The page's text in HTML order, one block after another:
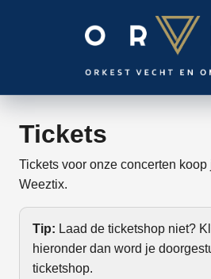
Tickets
Tickets voor onze concerten
Weeztix.
Tip: Laad de ticketshop niet?
hieronder dan word je
ticketshop.